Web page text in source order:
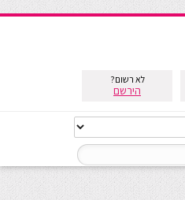
לא רשום?
הירשם